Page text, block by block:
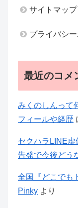
サイトマップ
プライバシ
最近のコメ
みくのしんって
フィールや経歴
セクハラLINE
告発で今後どう
全国『どこでも
Pinky より